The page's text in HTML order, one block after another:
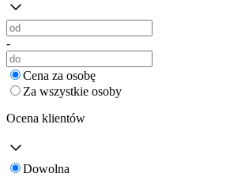
-
Cena za osobę
Za wszystkie osoby
Ocena klientów
Dowolna